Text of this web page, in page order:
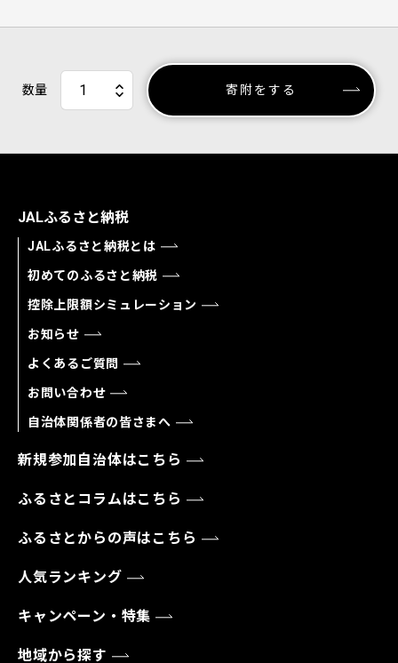
数量 寄附をする
JALふるさと納税
JALふるさと納税とは
初めてのふるさと納税
控除上限額シミュレーション
お知らせ
よくあるご質問
お問い合わせ
自治体関係者の皆さまへ
新規参加自治体はこちら
ふるさとコラムはこちら
ふるさとからの声はこちら
人気ランキング
キャンペーン・特集
地域から探す